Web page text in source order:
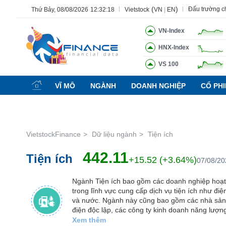
Thứ Bảy, 08/08/2026 12:32:20 Vietstock (VN EN) Đấu trường
VN-Index
HNX-Index
VS 100
VĨ MÔ NGÀNH DOANH NGHIỆP CỔ
VietstockFinance Dữ liệu ngành Tiện ích
Tiện ích 442.11+15.52 (+3.64%)07/08/
Ngành Tiện ích bao gồm các doanh nghiệp
trong lĩnh vực cung cấp dịch vụ tiện ích như
và nước. Ngành này cũng bao gồm các nhà
điện độc lập, các công ty kinh doanh năng lượng
doanh nghiệp tham gia sản xuất và phân phối
Xem thêm
Tất cả Tính năng Ngành Mã chứng khoán Lãnh
Tính
năng
(-)
CHỨNG
KHOÁN
DOANH
NGHIỆP